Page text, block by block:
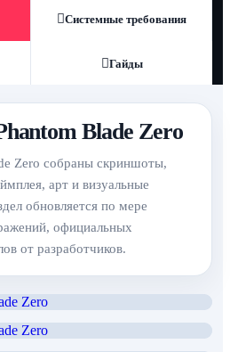
Системные требования
Гайды
Blade Zero
Zero собраны скриншоты,
арт и визуальные
обновляется по мере
официальных
от разработчиков.